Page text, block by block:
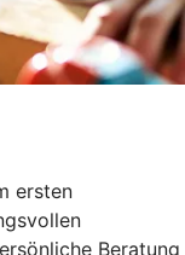
ersten
Beratung